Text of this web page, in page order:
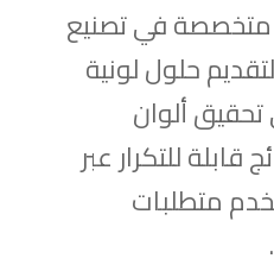
في تصنيع
حلول لونية
ألوان
قابلة للتكرار عبر
متطلبات